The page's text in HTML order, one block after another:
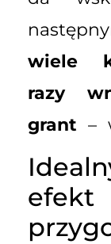
wiele
razy
grant –